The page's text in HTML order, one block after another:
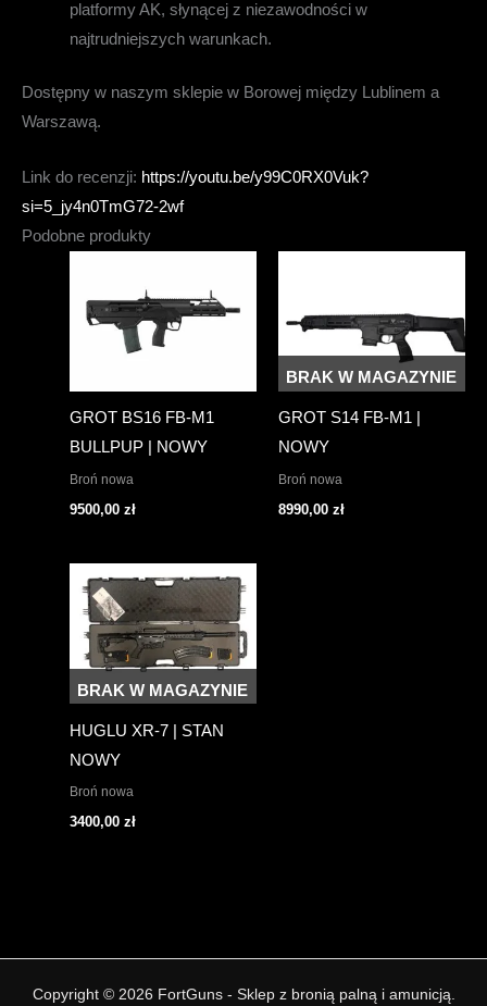
platformy AK, słynącej z niezawodności w
najtrudniejszych warunkach.
Dostępny w naszym sklepie w Borowej między Lublinem a
Warszawą.
Link do recenzji: https://youtu.be/y99C0RX0Vuk?
si=5_jy4n0TmG72-2wf
Podobne produkty
GROT BS16 FB-M1
BULLPUP | NOWY
Broń nowa
9500,00 zł
BRAK W MAGAZYNIE
GROT S14 FB-M1 |
NOWY
Broń nowa
8990,00 zł
BRAK W MAGAZYNIE
HUGLU XR-7 | STAN
NOWY
Broń nowa
3400,00 zł
Copyright © 2026 FortGuns - Sklep z bronią palną i amunicją.